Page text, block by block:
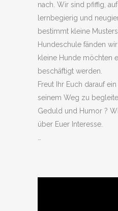
nach. Wir sind pfiffig,
lernbegierig und
bestimmt kleine
Hundeschule fänden
kleine Hunde möchten
beschäftigt werden.
Freut Ihr Euch darauf
seinem Weg zu
Geduld und Humor ?
über Euer Interesse.
…